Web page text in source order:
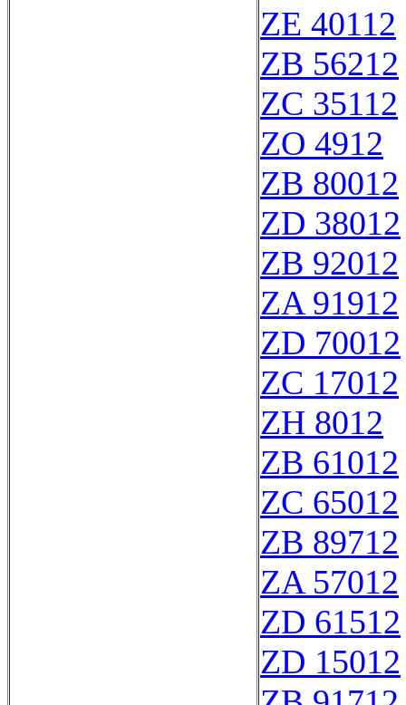
ZE 40112
ZB 56212
ZC 35112
ZO 4912
ZB 80012
ZD 38012
ZB 92012
ZA 91912
ZD 70012
ZC 17012
ZH 8012
ZB 61012
ZC 65012
ZB 89712
ZA 57012
ZD 61512
ZD 15012